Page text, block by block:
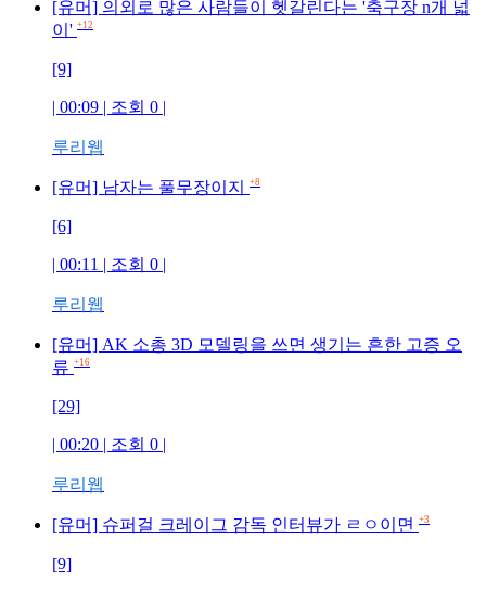
[유머] 의외로 많은 사람들이 헷갈린다는 '축구장 n개 넓
이' +12
[9]
| 00:09 | 조회 0 |
루리웹
[유머] 남자는 풀무장이지 +8
[6]
| 00:11 | 조회 0 |
루리웹
[유머] AK 소총 3D 모델링을 쓰면 생기는 흔한 고증 오
류 +16
[29]
| 00:20 | 조회 0 |
루리웹
[유머] 슈퍼걸 크레이그 감독 인터뷰가 ㄹㅇ이면 +3
[9]